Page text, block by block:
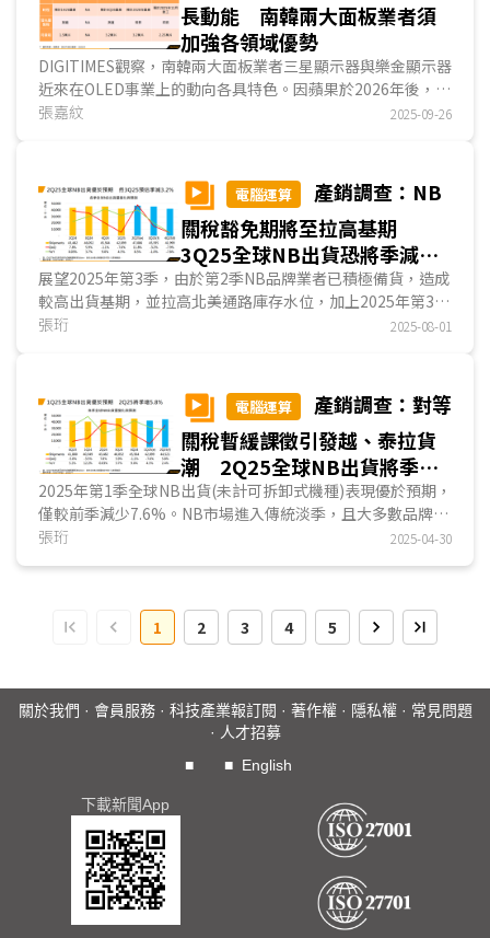
長動能 南韓兩大面板業者須
加強各領域優勢
DIGITIMES觀察，南韓兩大面板業者三星顯示器與樂金顯示器
近來在OLED事業上的動向各具特色。因蘋果於2026年後，有
望推出折疊式手機與採用OLED的MacBook，將成為兩業者
張嘉紋 2025-09-26
電腦運算
產銷調查：NB
關稅豁免期將至拉高基期
3Q25全球NB出貨恐將季減
3.2%
展望2025年第3季，由於第2季NB品牌業者已積極備貨，造成
較高出貨基期，並拉高北美通路庫存水位，加上2025年第3季
NB恐因關稅與零組件價格調漲而漲價，高售價將抑制第3季需
張珩 2025-08-01
電腦運算
產銷調查：對等
關稅暫緩課徵引發越、泰拉貨
潮 2Q25全球NB出貨將季增
5.8%
2025年第1季全球NB出貨(未計可拆卸式機種)表現優於預期，
僅較前季減少7.6%。NB市場進入傳統淡季，且大多數品牌業
者已於2024年第4季提前備貨，以因應川普可能發動的關稅
張珩 2025-04-30
1 2 3 4 5
關於我們 · 會員服務· 科技產業報訂閱 · 著作權· 隱私權· 常見問題
· 人才招募
■
■ English
下載新聞App